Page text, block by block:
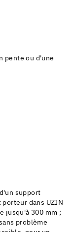
pente ou d'une
support
dans UZIN
jusqu'à 300 mm ;
problème